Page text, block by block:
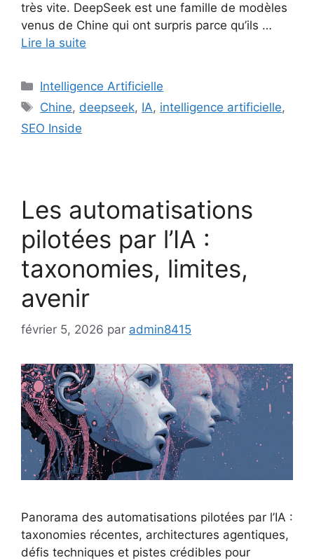
très vite. DeepSeek est une famille de modèles
venus de Chine qui ont surpris parce qu’ils …
Lire la suite
Catégories
Intelligence Artificielle
Étiquettes
Chine, deepseek, IA, intelligence artificielle,
SEO Inside
Les automatisations
pilotées par l’IA :
taxonomies, limites,
avenir
février 5, 2026 par admin8415
Panorama des automatisations pilotées par l’IA :
taxonomies récentes, architectures agentiques,
défis techniques et pistes crédibles pour